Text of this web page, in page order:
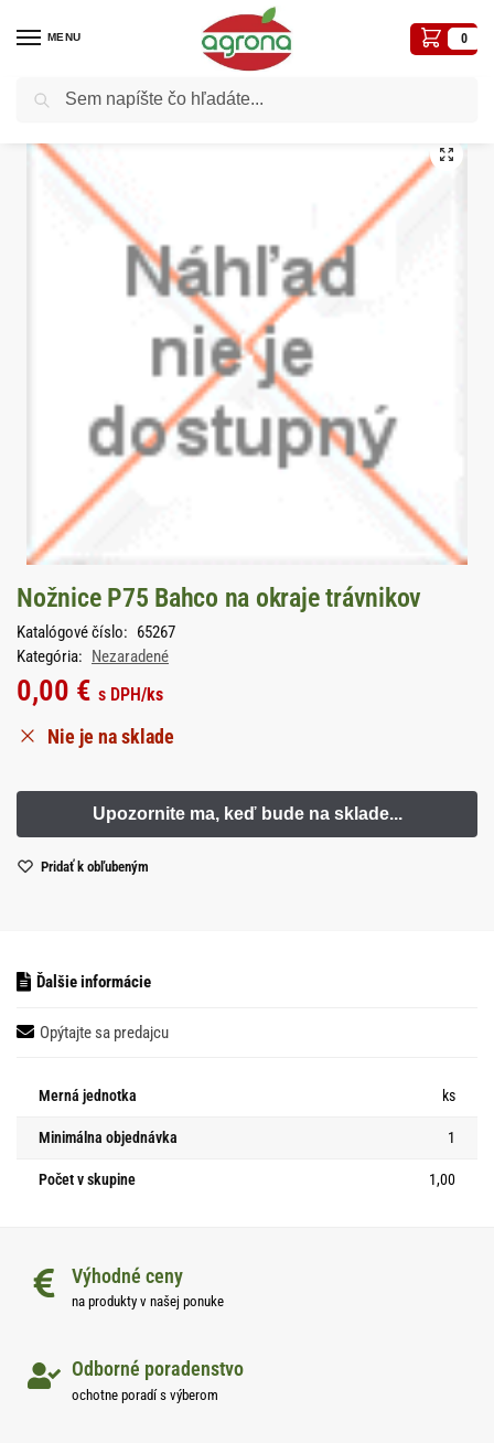
MENU 0
Domov Nezaradené / Nožnice P75 Bahco na okraje trávnikov
Nožnice P75 Bahco na okraje trávnikov
Katalógové číslo: 65267
Kategória: Nezaradené
0,00 € s DPH/ks
Nie je na sklade
Pridať k obľubeným
Ďalšie informácie
Opýtajte sa predajcu
Merná jednotka ks
Minimálna objednávka 1
Počet v skupine 1,00
Výhodné ceny
na produkty v našej ponuke
Odborné poradenstvo
ochotne poradí s výberom